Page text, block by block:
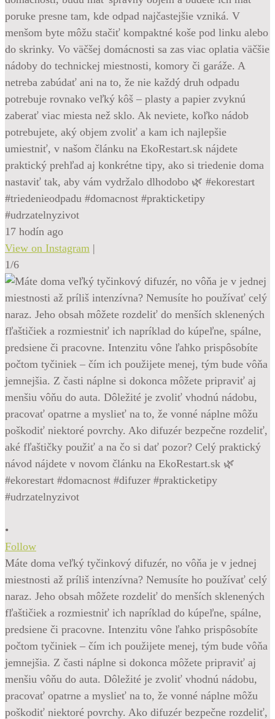
poruke presne tam, kde odpad najčastejšie vzniká. V
menšom byte môžu stačiť kompaktné koše pod linku alebo
do skrinky. Vo väčšej domácnosti sa zas viac oplatia väčšie
nádoby do technickej miestnosti, komory či garáže. A
netreba zabúdať ani na to, že nie každý druh odpadu
potrebuje rovnako veľký kôš – plasty a papier zvyknú
zaberať viac miesta než sklo. Ak neviete, koľko nádob
potrebujete, aký objem zvoliť a kam ich najlepšie
umiestniť, v našom článku na EkoRestart.sk nájdete
praktický prehľad aj konkrétne tipy, ako si triedenie doma
nastaviť tak, aby vám vydržalo dlhodobo 🌿 #ekorestart
#triedenieodpadu #domacnost #prakticketipy
#udrzatelnyzivot
17 hodín ago
View on Instagram |
1/6
•
Follow
Máte doma veľký tyčinkový difuzér, no vôňa je v jednej
miestnosti až príliš intenzívna? Nemusíte ho používať celý
naraz. Jeho obsah môžete rozdeliť do menších sklenených
fľaštičiek a rozmiestniť ich napríklad do kúpeľne, spálne,
predsiene či pracovne. Intenzitu vône ľahko prispôsobíte
počtom tyčiniek – čím ich použijete menej, tým bude vôňa
jemnejšia. Z časti náplne si dokonca môžete pripraviť aj
menšiu vôňu do auta. Dôležité je zvoliť vhodnú nádobu,
pracovať opatrne a myslieť na to, že vonné náplne môžu
poškodiť niektoré povrchy. Ako difuzér bezpečne rozdeliť,